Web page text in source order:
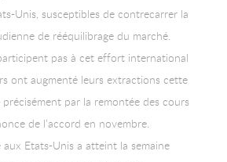
Unis, susceptibles de contrecarrer la
de rééquilibrage du marché.
pas à cet effort international
ont augmenté leurs extractions cette
par la remontée des cours
de l’accord en novembre.
aux Etats-Unis a atteint la semaine